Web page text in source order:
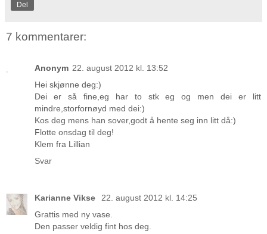
Del
7 kommentarer:
Anonym 22. august 2012 kl. 13:52
Hei skjønne deg:)
Dei er så fine,eg har to stk eg og men dei er litt
mindre,storfornøyd med dei:)
Kos deg mens han sover,godt å hente seg inn litt då:)
Flotte onsdag til deg!
Klem fra Lillian
Svar
Karianne Vikse
22. august 2012 kl. 14:25
Grattis med ny vase.
Den passer veldig fint hos deg.